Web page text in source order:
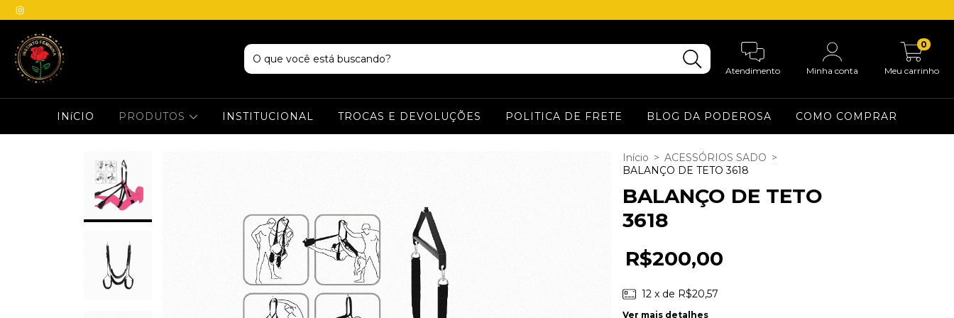
Atendimento Minha conta Meu carrinho
0
INíCIO PRODUTOS INSTITUCIONAL TROCAS E DEVOLUÇÕES POLITICA DE FRETE BLOG DA PODEROSA COMO COMPRAR
Início > ACESSÓRIOS SADO >
BALANÇO DE TETO 3618
BALANÇO DE TETO
3618
R$200,00
12 x de R$20,57
Ver mais detalhes